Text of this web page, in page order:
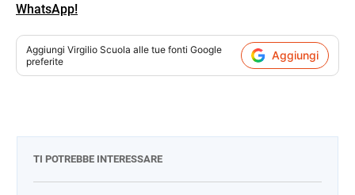
WhatsApp!
Aggiungi Virgilio Scuola alle tue fonti Google
preferite
Aggiungi
TI POTREBBE INTERESSARE